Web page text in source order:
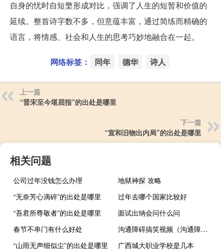
自身的忧时自短檠形成对比，强调了人生的短暂和价值的
延续。整首诗字数不多，但意蕴丰富，通过简练而精确的
语言，将情感、社会和人生的思考巧妙地融合在一起。
网络标签： 同年 德华 诗人
上一篇
“晋宋至今堪屈指”的出处是哪里
下一篇
“宣和旧物出内局”的出处是哪里
相关问题
公司过年没钱怎么办理
地狱神探 攻略
“无奈芳心滴碎”的出处是哪里
过年去哪个国家比较好
“吾君所尊敬者”的出处是哪里
面试出纳会问什么问
春节不串门有什么好处
沟通障碍搞笑视频（沟通障碍）
“山雨无声细似尘”的出处是哪里
广西城大职业学校是几本